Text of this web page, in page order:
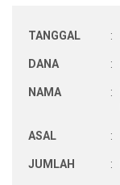
TANGGAL :
DANA :
NAMA :
ASAL :
JUMLAH :